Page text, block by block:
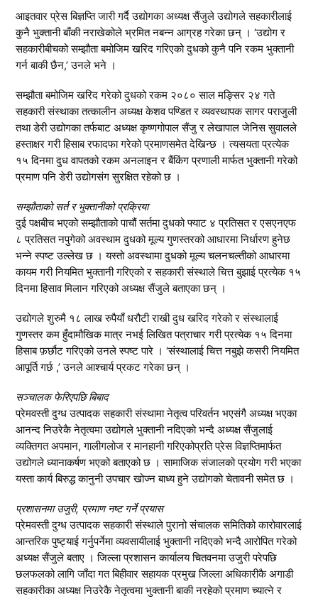
आइतवार प्रेस बिज्ञप्ति जारी गर्दै उद्योगका अध्यक्ष सैंजुले उद्योगले सहकारीलाई
कुनै भुक्तानी बाँकी नराखेकोले भ्रमित नबन्न आग्रह गरेका छन् । ‘उद्योग र
सहकारीबीचको सम्झौता बमोजिम खरिद गरिएको दुधको कुनै पनि रकम भुक्तानी
गर्न बाकी छैन,’ उनले भने ।
सम्झौता बमोजिम खरिद गरेको दुधको रकम २०८० साल मङ्सिर २४ गते
सहकारी संस्थाका तत्कालीन अध्यक्ष केशव पण्डित र व्यवस्थापक सागर पराजुली
तथा डेरी उद्योगका तर्फबाट अध्यक्ष कृष्णगोपाल सैंजु र लेखापाल जेनिस सुवालले
हस्ताक्षर गरी हिसाब रफादफा गरेको प्रमाणसमेत देखिन्छ । त्यसयता प्रत्येक
१५ दिनमा दुध वापतको रकम अनलाइन र बैंकिंग प्रणाली मार्फत भुक्तानी गरेको
प्रमाण पनि डेरी उद्योगसंग सुरक्षित रहेको छ ।
सम्झौताको सर्त र भुक्तानीको प्रक्रिया
दुई पक्षबीच भएको सम्झौताको पाचौं सर्तमा दुधको फ्याट ४ प्रतिसत र एसएनएफ
८ प्रतिसत नपुगेको अवस्थाम दुधको मूल्य गुणस्तरको आधारमा निर्धारण हुनेछ
भन्ने स्पष्ट उल्लेख छ । यस्तो अवस्थामा दुधको मूल्य चलनचल्तीको आधारमा
कायम गरी नियमित भुक्तानी गरिएको र सहकारी संस्थाले चित्त बुझाई प्रत्येक १५
दिनमा हिसाव मिलान गरिएको अध्यक्ष सैंजुले बताएका छन् ।
उद्योगले शुरुमै १८ लाख रुपैयाँ धरौटी राखी दुध खरिद गरेको र संस्थालाई
गुणस्तर कम हुँदामौखिक मात्र नभई लिखित पत्राचार गरी प्रत्येक १५ दिनमा
हिसाब फ़र्छौट गरिएको उनले स्पष्ट पारे । ‘संस्थालाई चित्त नबुझे कसरी नियमित
आपूर्ति गर्छ ,’ उनले आश्चार्य प्रकट गरेका छन् ।
सञ्चालक फेरिएपछि बिबाद
प्रेमवस्ती दुग्ध उत्पादक सहकारी संस्थामा नेतृत्व परिवर्तन भएसंगै अध्यक्ष भएका
आनन्द निउरेकै नेतृत्वमा उद्योगले भुक्तानी नदिएको भन्दै अध्यक्ष सैंजुलाई
व्यक्तिगत अपमान, गालीगलोज र मानहानी गरिएकोप्रति प्रेस विज्ञप्तिमार्फत
उद्योगले ध्यानाकर्षण भएको बताएको छ । सामाजिक संजालको प्रयोग गरी भएका
यस्ता कार्य बिरुद्ध कानुनी उपचार खोज्न बाध्य हुने उद्योगको चेतावनी समेत छ ।
प्रशासनमा उजुरी, प्रमाण नष्ट गर्ने प्रयास
प्रेमवस्ती दुग्ध उत्पादक सहकारी संस्थाले पुरानो संचालक समितिको कारोवारलाई
आन्तरिक पुष्ट्याई गर्नुपर्नेमा व्यवसायीलाई भुक्तानी नदिएको भन्दै आरोपित गरेको
अध्यक्ष सैंजुले बताए । जिल्ला प्रशासन कार्यालय चितवनमा उजुरी परेपछि
छलफलको लागि जाँदा गत बिहीवार सहायक प्रमुख जिल्ला अधिकारीकै अगाडी
सहकारीका अध्यक्ष निउरेकै नेतृत्वमा भुक्तानी बाकी नरहेको प्रमाण च्यात्ने र